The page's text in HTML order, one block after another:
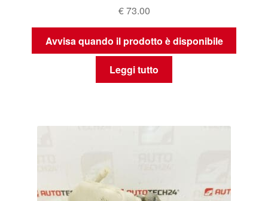
€73.00
Avvisa quando il prodotto è disponibile
Leggi tutto